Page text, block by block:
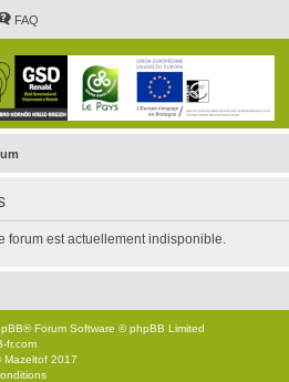
FAQ
forum est actuellement indisponible.
® Forum Software © phpBB Limited
fr.com
Mazeltof 2017